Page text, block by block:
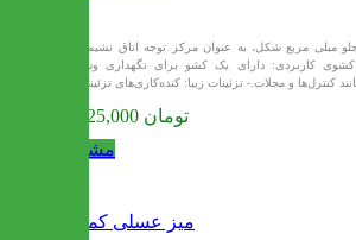
کاربردی: دارای یک کشو برای نگهداری وسایل
31,125,000 تومان
مشاهده